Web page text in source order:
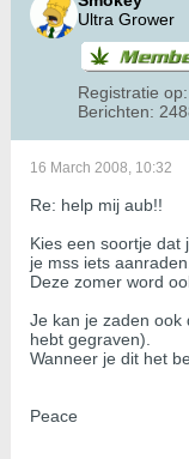
Ultra Grower
Registratie op:
Berichten:
16 March 2008, 10:32
Re: help mij aub!!
Kies een soortje dat
je mss iets aanraden.
Deze zomer word
Je kan je zaden ook
hebt gegraven).
Wanneer je dit het
Peace